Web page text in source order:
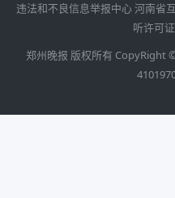
违法和不良信息举报中心河南省
听许可
郑州晚报 版权所有 CopyRight